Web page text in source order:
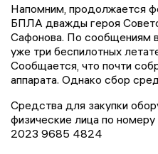
Напомним, продолжается
БПЛА дважды героя
Сафонова. По сообщениям
уже три беспилотных
Сообщается, что почти
аппарата. Однако сбор
Средства для закупки
физические лица по
2023 9685 4824